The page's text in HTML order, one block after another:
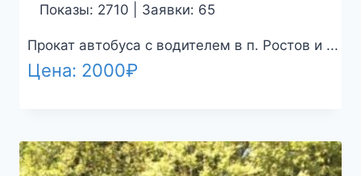
Показы: 2710 | Заявки: 65
Прокат автобуса с водителем в п. Ростов и ...
Цена: 2000₽